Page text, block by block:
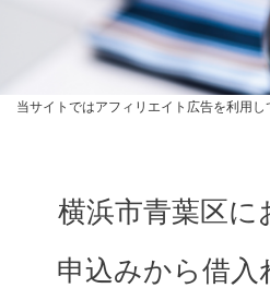
当サイトではアフィリエイト広告を利用し
横浜市青葉区に
申込みから借入